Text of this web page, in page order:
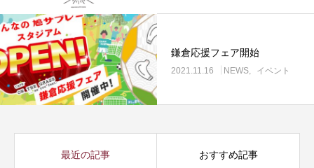
鎌倉応援フェア開始
2021.11.16 NEWS イベント
最近の記事 おすすめ記事